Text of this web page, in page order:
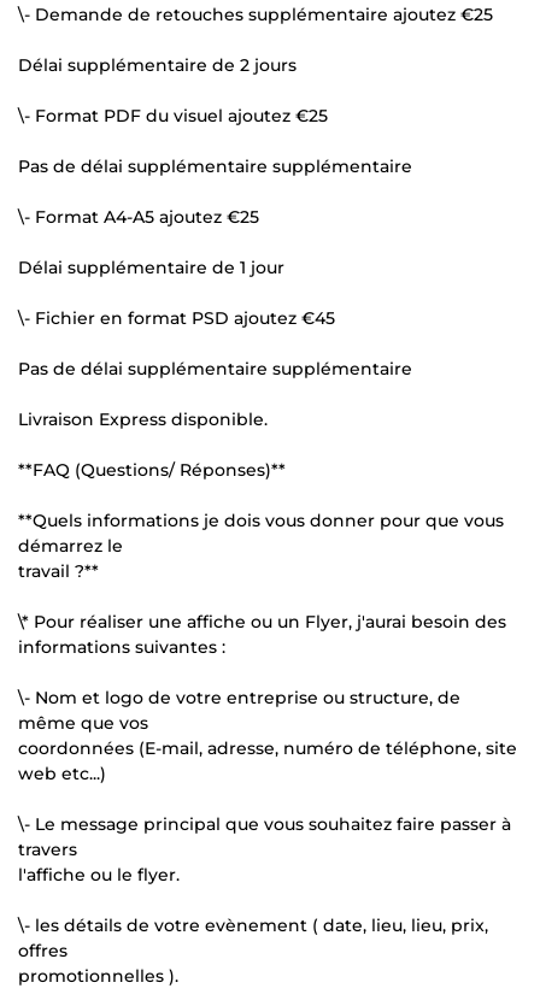
\- Demande de retouches supplémentaire ajoutez €25
Délai supplémentaire de 2 jours
\- Format PDF du visuel ajoutez €25
Pas de délai supplémentaire supplémentaire
\- Format A4-A5 ajoutez €25
Délai supplémentaire de 1 jour
\- Fichier en format PSD ajoutez €45
Pas de délai supplémentaire supplémentaire
Livraison Express disponible.
**FAQ (Questions/ Réponses)**
**Quels informations je dois vous donner pour que vous
démarrez le
travail ?**
\* Pour réaliser une affiche ou un Flyer, j'aurai besoin des
informations suivantes :
\- Nom et logo de votre entreprise ou structure, de
même que vos
coordonnées (E-mail, adresse, numéro de téléphone, site
web etc...)
\- Le message principal que vous souhaitez faire passer à
travers
l'affiche ou le flyer.
\- les détails de votre evènement ( date, lieu, lieu, prix,
offres
promotionnelles ).